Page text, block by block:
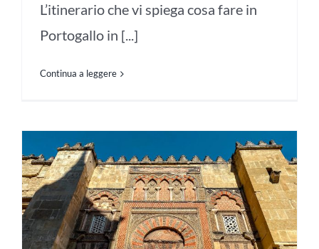
L’itinerario che vi spiega cosa fare in
Portogallo in [...]
Continua a leggere